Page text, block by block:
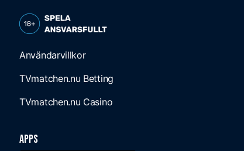
Användarvillkor
TVmatchen.nu Betting
TVmatchen.nu Casino
Apps